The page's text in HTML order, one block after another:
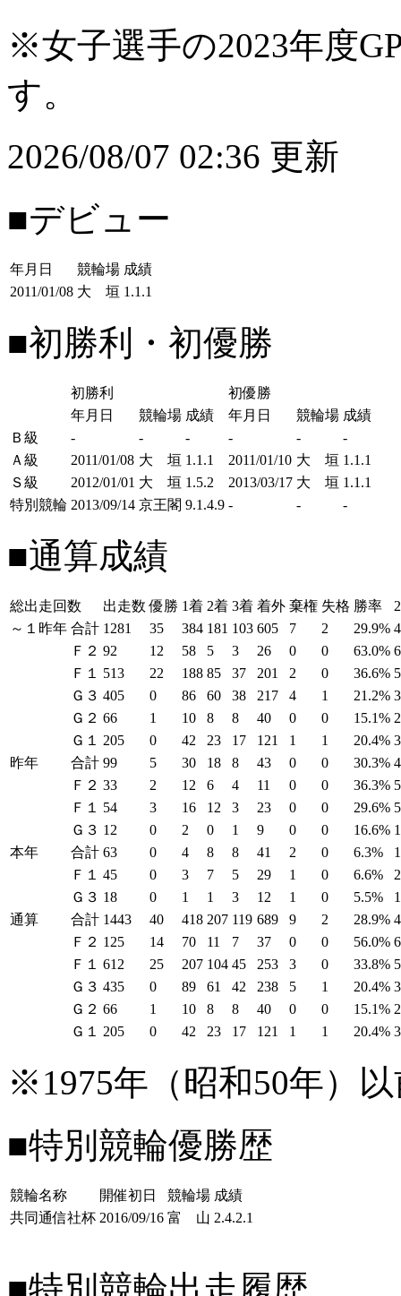
※女子選手の2023年度
す。
2026/08/07 02:36 更新
■デビュー
年月日 競輪場 成績
2011/01/08 大 垣 1.1.1
■初勝利・初優勝
初勝利
初優勝
年月日
競輪場 成績 年月日 競輪場 成績
Ｂ級
- - - - -
-
Ａ級
2011/01/08 大 垣 1.1.1 2011/01/10 大 垣 1.1.1
Ｓ級
2012/01/01 大 垣 1.5.2 2013/03/17 大 垣 1.1.1
特別競輪 2013/09/14 京王閣 9.1.4.9 - - -
■通算成績
総出走回数 出走数 優勝 1着 2着 3着 着外 棄権 失格 勝率
～１昨年 合計 1281 35 384 181 103 605 7 2 29.9%
Ｆ２ 92 12 58 5 3 26 0 0 63.0%
Ｆ１
513 22 188 85 37 201 2 0 36.6%
Ｇ３ 405 0 86 60 38 217 4 1 21.2%
Ｇ２ 66 1 10 8 8 40 0 0 15.1%
Ｇ１
205 0 42 23 17 121 1 1 20.4%
昨年
合計 99 5 30 18 8 43 0 0 30.3%
Ｆ２ 33 2 12 6 4 11 0 0 36.3%
Ｆ１
54 3 16 12 3 23 0 0 29.6%
Ｇ３ 12 0 2 0 1 9 0 0 16.6%
本年
合計 63 0 4 8 8 41 2 0 6.3%
Ｆ１
45 0 3 7 5 29 1 0 6.6%
Ｇ３ 18 0 1 1 3 12 1 0 5.5%
通算
合計 1443 40 418 207 119 689 9 2 28.9%
Ｆ２ 125 14 70 11 7 37 0 0 56.0%
Ｆ１
612 25 207 104 45 253 3 0 33.8%
Ｇ３ 435 0 89 61 42 238 5 1 20.4%
Ｇ２ 66 1 10 8 8 40 0 0 15.1%
Ｇ１
205 0 42 23 17 121 1 1 20.4%
※1975年（昭和50年）
■特別競輪優勝歴
競輪名称 開催初日 競輪場 成績
共同通信社杯 2016/09/16 富 山 2.4.2.1